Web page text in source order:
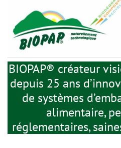
BIOPAP® créateur
depuis 25 ans
de systèmes
alimentaire,
réglementaires,